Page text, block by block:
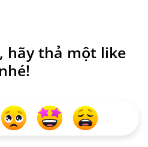
hãy thả một like
nhé!